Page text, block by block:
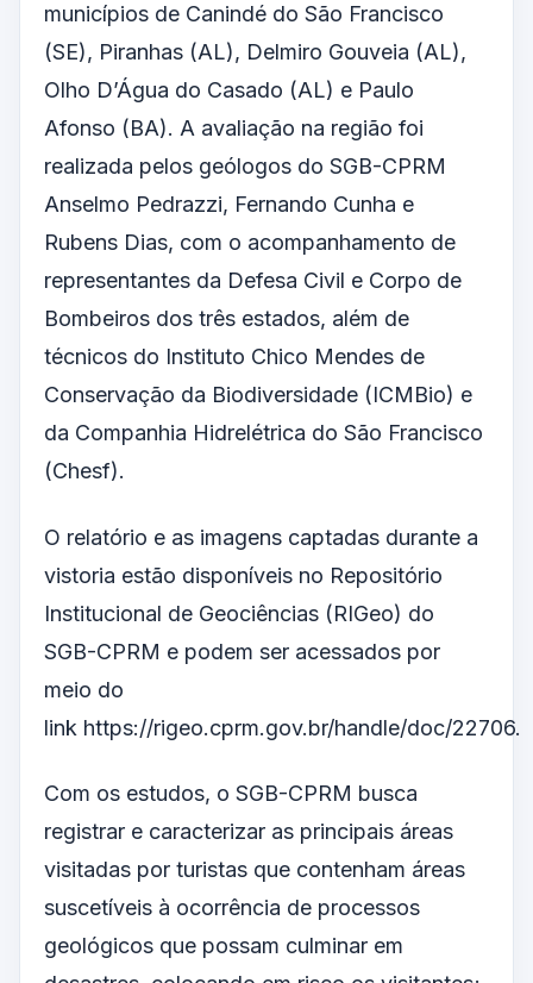
municípios de Canindé do São Francisco
(SE), Piranhas (AL), Delmiro Gouveia (AL),
Olho D’Água do Casado (AL) e Paulo
Afonso (BA). A avaliação na região foi
realizada pelos geólogos do SGB-CPRM
Anselmo Pedrazzi, Fernando Cunha e
Rubens Dias, com o acompanhamento de
representantes da Defesa Civil e Corpo de
Bombeiros dos três estados, além de
técnicos do Instituto Chico Mendes de
Conservação da Biodiversidade (ICMBio) e
da Companhia Hidrelétrica do São Francisco
(Chesf).
O relatório e as imagens captadas durante a
vistoria estão disponíveis no Repositório
Institucional de Geociências (RIGeo) do
SGB-CPRM e podem ser acessados por
meio do
link https://rigeo.cprm.gov.br/handle/doc/22706.
Com os estudos, o SGB-CPRM busca
registrar e caracterizar as principais áreas
visitadas por turistas que contenham áreas
suscetíveis à ocorrência de processos
geológicos que possam culminar em